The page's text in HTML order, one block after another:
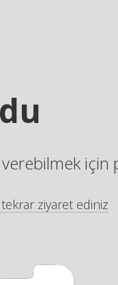
için
ziyaret ediniz